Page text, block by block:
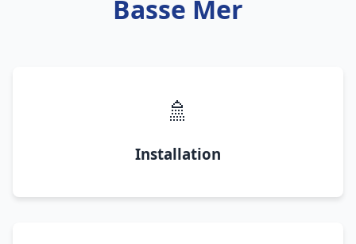
Basse Mer
🚿
Installation